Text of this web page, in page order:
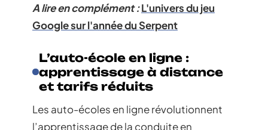
A lire en complément :L'univers du jeu
Google sur l'année du Serpent
L’auto-école en ligne :
apprentissage à distance
et tarifs réduits
Les auto-écoles en ligne révolutionnent
l’apprentissage de la conduite en